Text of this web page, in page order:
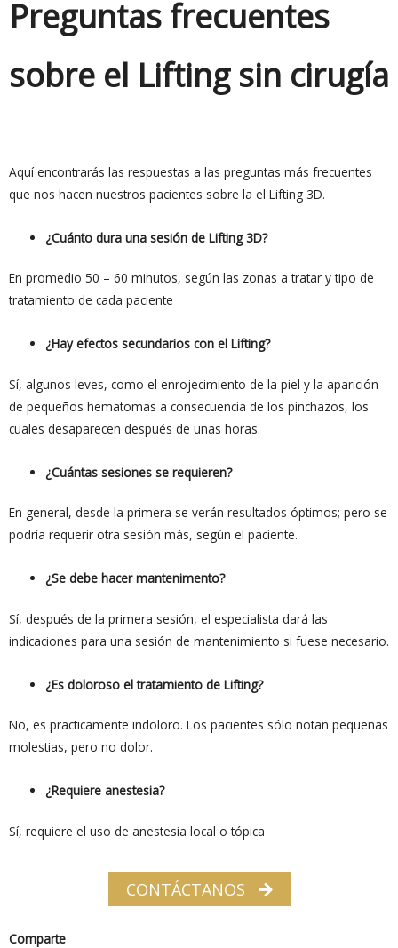
Preguntas frecuentes
sobre el Lifting sin cirugía
Aquí encontrarás las respuestas a las preguntas más frecuentes
que nos hacen nuestros pacientes sobre la el Lifting 3D.
¿Cuánto dura una sesión de Lifting 3D?
En promedio 50 – 60 minutos, según las zonas a tratar y tipo de
tratamiento de cada paciente
¿Hay efectos secundarios con el Lifting?
Sí, algunos leves, como el enrojecimiento de la piel y la aparición
de pequeños hematomas a consecuencia de los pinchazos, los
cuales desaparecen después de unas horas.
¿Cuántas sesiones se requieren?
En general, desde la primera se verán resultados óptimos; pero se
podría requerir otra sesión más, según el paciente.
¿Se debe hacer mantenimento?
Sí, después de la primera sesión, el especialista dará las
indicaciones para una sesión de mantenimiento si fuese necesario.
¿Es doloroso el tratamiento de Lifting?
No, es practicamente indoloro. Los pacientes sólo notan pequeñas
molestias, pero no dolor.
¿Requiere anestesia?
Sí, requiere el uso de anestesia local o tópica
CONTÁCTANOS
Comparte